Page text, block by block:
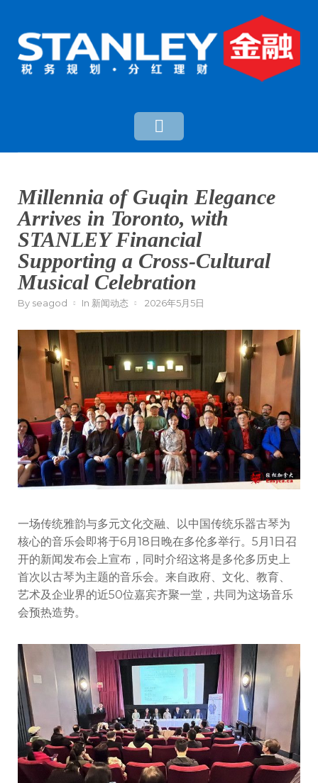
Millennia of Guqin Elegance
Arrives in Toronto, with
STANLEY Financial
Supporting a Cross-Cultural
Musical Celebration
By seagod In 新闻动态 2026年5月5日
一场传统雅韵与多元文化交融、以中国传统乐器古琴为
核心的音乐会即将于6月18日晚在多伦多举行。5月1日召
开的新闻发布会上宣布，同时介绍这将是多伦多历史上
首次以古琴为主题的音乐会。来自政府、文化、教育、
艺术及企业界的近50位嘉宾齐聚一堂，共同为这场音乐
会预热造势。